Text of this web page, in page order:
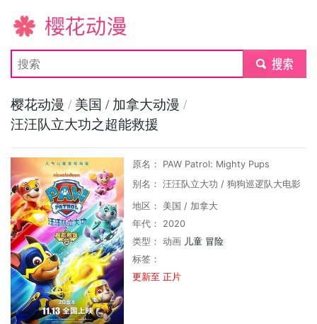
樱花动漫
submit
樱花动漫 / 美国 / 加拿大动漫 /
汪汪队立大功之超能救援
原名： PAW Patrol: Mighty Pups
别名： 汪汪队立大功 / 狗狗巡逻队大电影
地区： 美国 / 加拿大
年代： 2020
类型：动画 儿童 冒险
标签：
更新至 正片